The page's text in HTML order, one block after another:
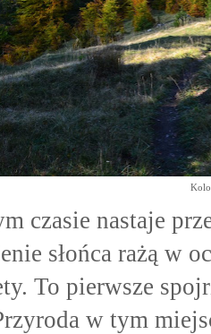
czasie nastaje
słońca rażą w
To pierwsze
w tym